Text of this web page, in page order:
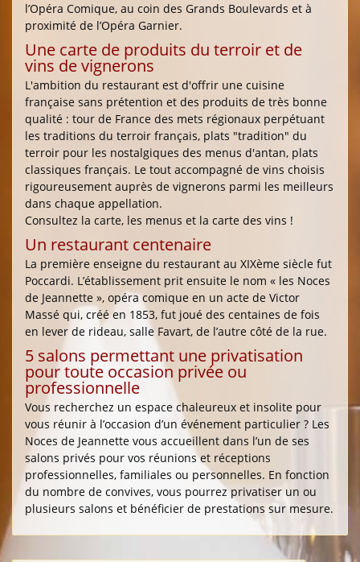
l’Opéra Comique, au coin des Grands Boulevards et à
proximité de l’Opéra Garnier.
Une carte de produits du terroir et de
vins de vignerons
L'ambition du restaurant est d'offrir une cuisine
française sans prétention et des produits de très bonne
qualité : tour de France des mets régionaux perpétuant
les traditions du terroir français, plats "tradition" du
terroir pour les nostalgiques des menus d'antan, plats
classiques français. Le tout accompagné de vins choisis
rigoureusement auprès de vignerons parmi les meilleurs
dans chaque appellation.
Consultez la carte, les menus et la carte des vins !
Un restaurant centenaire
La première enseigne du restaurant au XIXème siècle fut
Poccardi. L’établissement prit ensuite le nom « les Noces
de Jeannette », opéra comique en un acte de Victor
Massé qui, créé en 1853, fut joué des centaines de fois
en lever de rideau, salle Favart, de l’autre côté de la rue.
5 salons permettant une privatisation
pour toute occasion privée ou
professionnelle
Vous recherchez un espace chaleureux et insolite pour
vous réunir à l’occasion d’un événement particulier ? Les
Noces de Jeannette vous accueillent dans l’un de ses
salons privés pour vos réunions et réceptions
professionnelles, familiales ou personnelles. En fonction
du nombre de convives, vous pourrez privatiser un ou
plusieurs salons et bénéficier de prestations sur mesure.